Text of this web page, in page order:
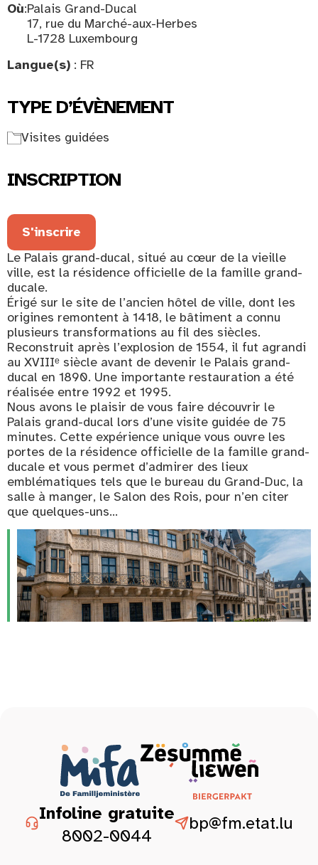
Où:Palais Grand-Ducal
17, rue du Marché-aux-Herbes
L-1728 Luxembourg
Langue(s) : FR
TYPE D’ÉVÈNEMENT
Visites guidées
INSCRIPTION
S'inscrire
Le Palais grand-ducal, situé au cœur de la vieille
ville, est la résidence officielle de la famille grand-
ducale.
Érigé sur le site de l’ancien hôtel de ville, dont les
origines remontent à 1418, le bâtiment a connu
plusieurs transformations au fil des siècles.
Reconstruit après l’explosion de 1554, il fut agrandi
au XVIIIᵉ siècle avant de devenir le Palais grand-
ducal en 1890. Une importante restauration a été
réalisée entre 1992 et 1995.
Nous avons le plaisir de vous faire découvrir le
Palais grand-ducal lors d’une visite guidée de 75
minutes. Cette expérience unique vous ouvre les
portes de la résidence officielle de la famille grand-
ducale et vous permet d’admirer des lieux
emblématiques tels que le bureau du Grand-Duc, la
salle à manger, le Salon des Rois, pour n’en citer
que quelques-uns…
Infoline gratuite
8002-0044
bp@fm.etat.lu